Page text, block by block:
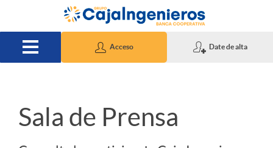
Saltar al contenido principal
Acceso Date de alta
S
Sala de Prensa